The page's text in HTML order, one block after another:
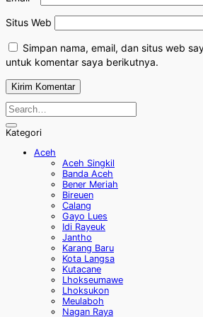
Situs Web
Simpan nama, email, dan situs web
untuk komentar saya berikutnya.
Kategori
Aceh
Aceh Singkil
Banda Aceh
Bener Meriah
Bireuen
Calang
Gayo Lues
Idi Rayeuk
Jantho
Karang Baru
Kota Langsa
Kutacane
Lhokseumawe
Lhoksukon
Meulaboh
Nagan Raya